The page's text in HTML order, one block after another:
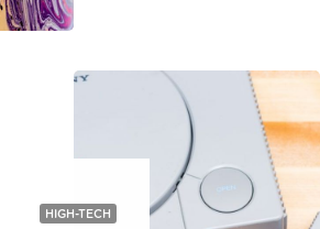
HIGH-TECH